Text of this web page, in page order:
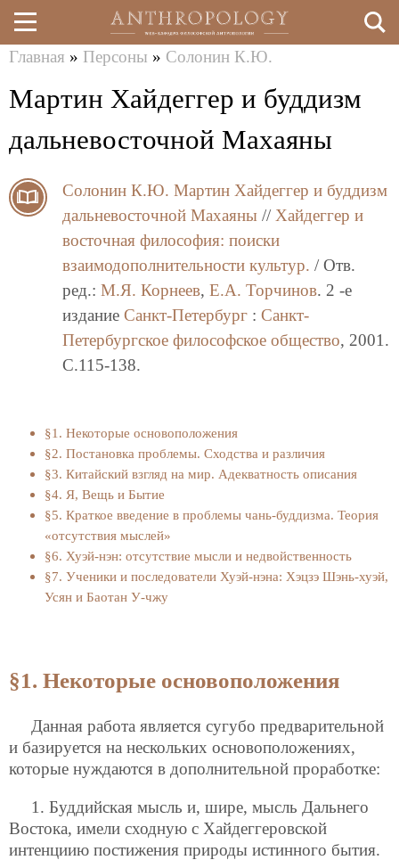
Перейти
к
здесь
Главная » Персоны » Солонин К.Ю.
Мартин Хайдеггер и буддизм
дальневосточной Махаяны
Солонин К.Ю. Мартин Хайдеггер и буддизм
дальневосточной Махаяны // Хайдеггер и
восточная философия: поиски
взаимодополнительности культур. / Отв.
ред.: М.Я. Корнеев, Е.А. Торчинов. 2 -е
издание Санкт-Петербург : Санкт-
Петербургское философское общество, 2001.
C.115-138.
§1. Некоторые основоположения
§2. Постановка проблемы. Сходства и различия
§3. Китайский взгляд на мир. Адекватность описания
§4. Я, Вещь и Бытие
§5. Краткое введение в проблемы чань-буддизма. Теория
«отсутствия мыслей»
§6. Хуэй-нэн: отсутствие мысли и недвойственность
§7. Ученики и последователи Хуэй-нэна: Хэцзэ Шэнь-хуэй,
Усян и Баотан У-чжу
§1. Некоторые основоположения
Данная работа является сугубо предварительной
и базируется на нескольких основоположениях,
которые нуждаются в дополнительной проработке:
1. Буддийская мысль и, шире, мысль Дальнего
Востока, имели сходную с Хайдеггеровской
интенциию постижения природы истинного бытия.